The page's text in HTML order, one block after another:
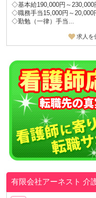
◇基本給190,000円～230,000
◇職務手当15,000円～20,000
◇勤勉（一律）手当...
求人を
有限会社アーネスト介